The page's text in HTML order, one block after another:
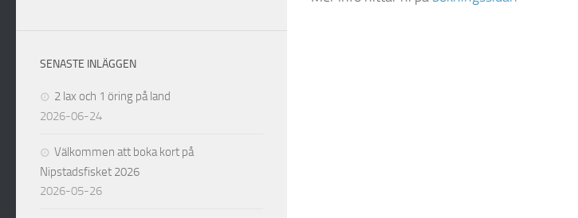
SENASTE INLÄGGEN
2 lax och 1 öring på land
2026-06-24
Välkommen att boka kort på
Nipstadsfisket 2026
2026-05-26